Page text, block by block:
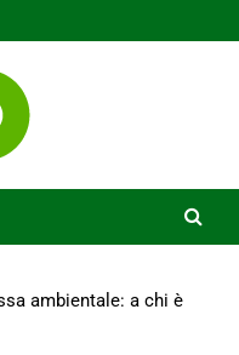
ambientale: a chi è